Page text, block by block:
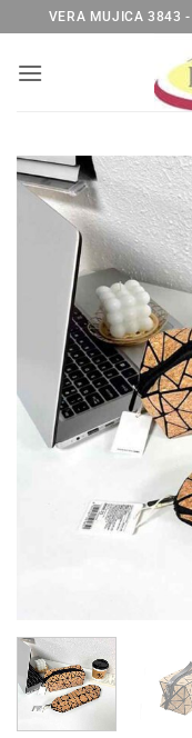
al
contenido
VERA MUJICA 3843